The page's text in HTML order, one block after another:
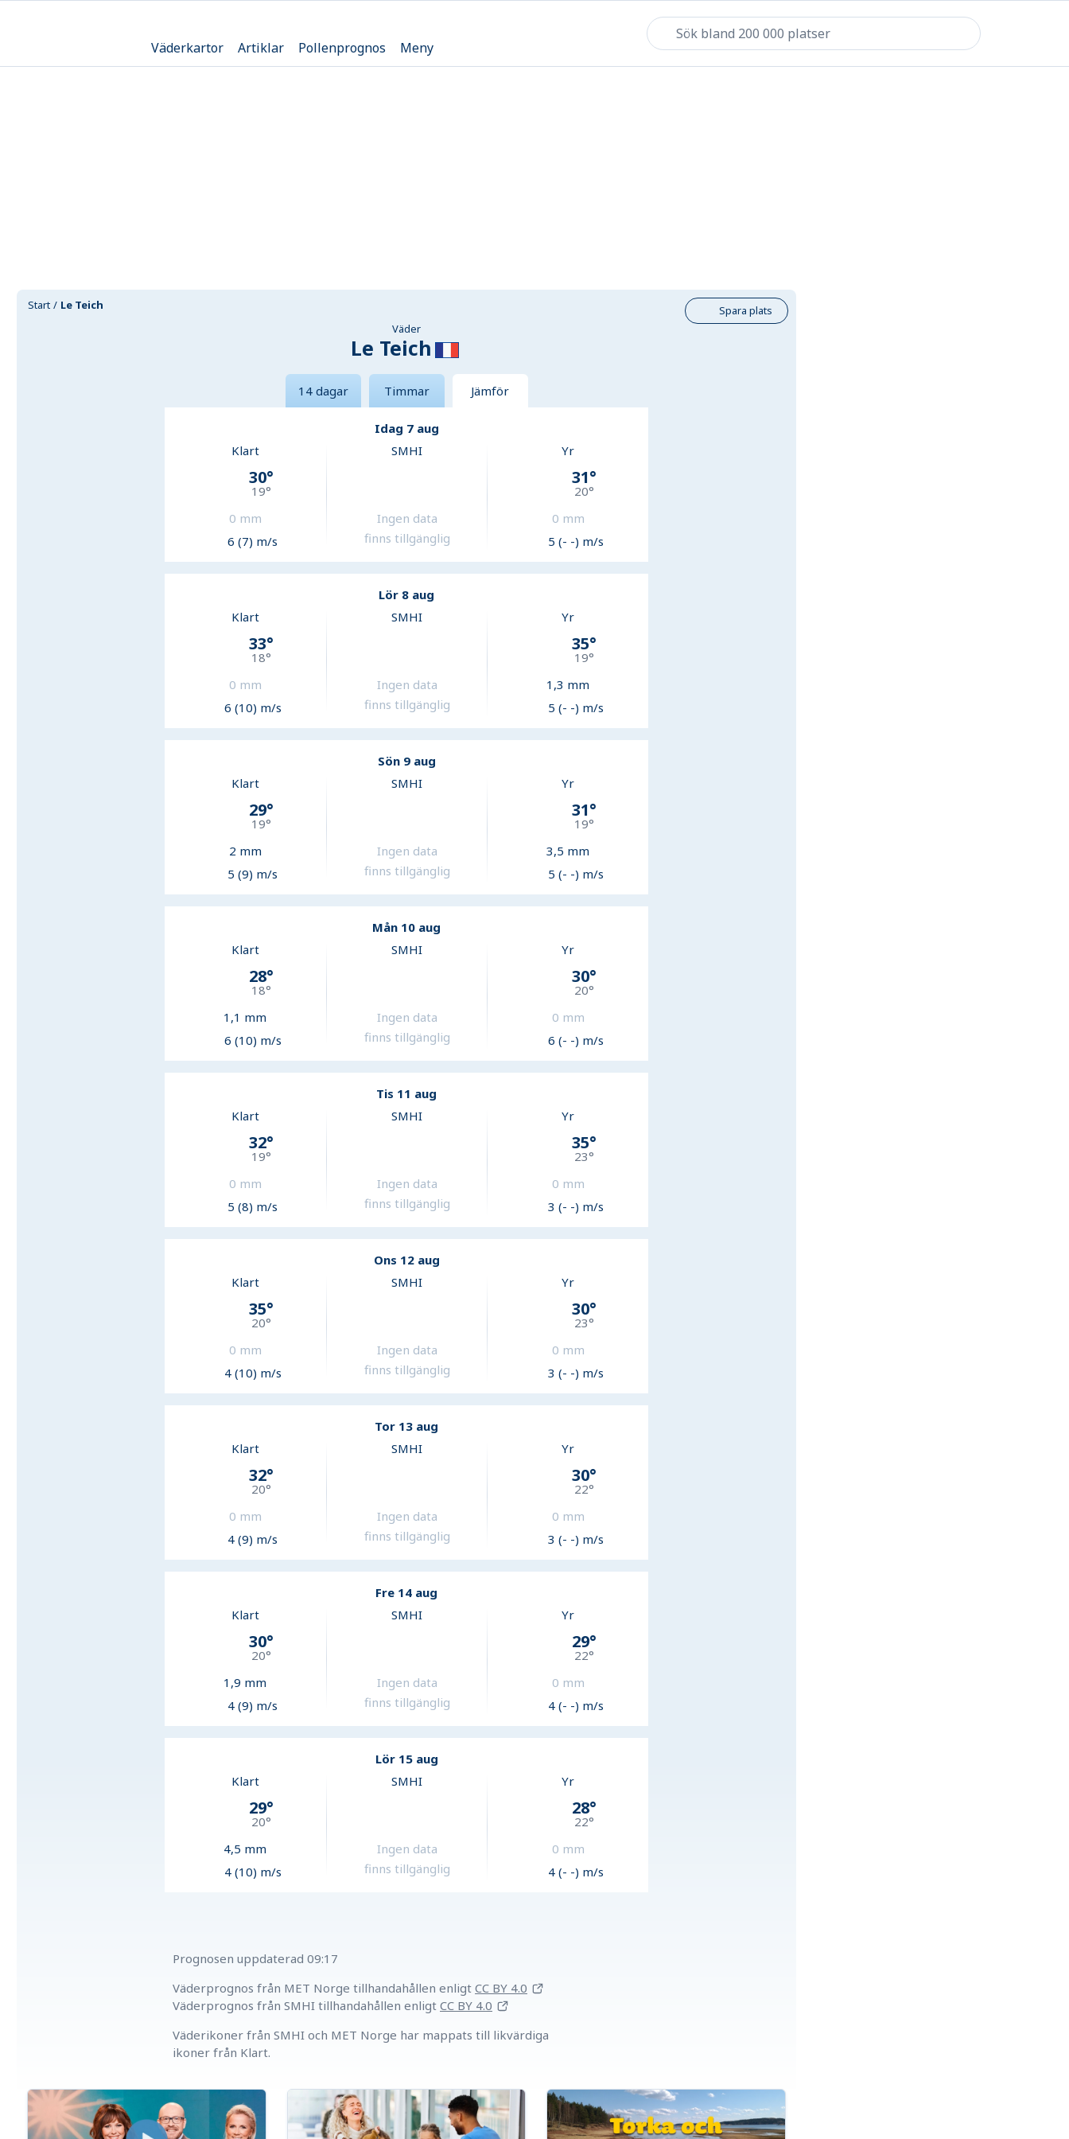
Väderkartor Artiklar Pollenprognos Meny
Start Le Teich
Spara plats
Väder
Le Teich
14 dagar Timmar Jämför
Idag 7 aug
Klart
30°
19°
0 mm
6 (7) m/s
SMHI
Ingen data
finns tillgänglig
Yr
31°
20°
0 mm
5 (- -) m/s
Lör 8 aug
Klart
33°
18°
0 mm
6 (10) m/s
SMHI
Ingen data
finns tillgänglig
Yr
35°
19°
1,3 mm
5 (- -) m/s
Sön 9 aug
Klart
29°
19°
2 mm
5 (9) m/s
SMHI
Ingen data
finns tillgänglig
Yr
31°
19°
3,5 mm
5 (- -) m/s
Mån 10 aug
Klart
28°
18°
1,1 mm
6 (10) m/s
SMHI
Ingen data
finns tillgänglig
Yr
30°
20°
0 mm
6 (- -) m/s
Tis 11 aug
Klart
32°
19°
0 mm
5 (8) m/s
SMHI
Ingen data
finns tillgänglig
Yr
35°
23°
0 mm
3 (- -) m/s
Ons 12 aug
Klart
35°
20°
0 mm
4 (10) m/s
SMHI
Ingen data
finns tillgänglig
Yr
30°
23°
0 mm
3 (- -) m/s
Tor 13 aug
Klart
32°
20°
0 mm
4 (9) m/s
SMHI
Ingen data
finns tillgänglig
Yr
30°
22°
0 mm
3 (- -) m/s
Fre 14 aug
Klart
30°
20°
1,9 mm
4 (9) m/s
SMHI
Ingen data
finns tillgänglig
Yr
29°
22°
0 mm
4 (- -) m/s
Lör 15 aug
Klart
29°
20°
4,5 mm
4 (10) m/s
SMHI
Ingen data
finns tillgänglig
Yr
28°
22°
0 mm
4 (- -) m/s
Prognosen uppdaterad 09:17
Väderprognos från MET Norge tillhandahållen enligt CC BY 4.0
Väderprognos från SMHI tillhandahållen enligt CC BY 4.0
Väderikoner från SMHI och MET Norge har mappats till likvärdiga
ikoner från Klart.